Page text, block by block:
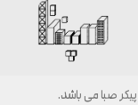
صبا می باشد.